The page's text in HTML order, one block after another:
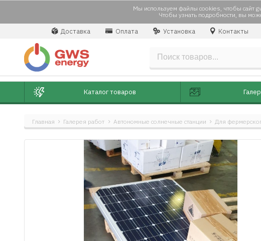
Мы используем файлы cookies, чтобы сайт
Чтобы узнать подробности, вы
Доставка Оплата Установка Контакты
Каталог товаров
Главная Галерея работ Автономные солнечные станции Для